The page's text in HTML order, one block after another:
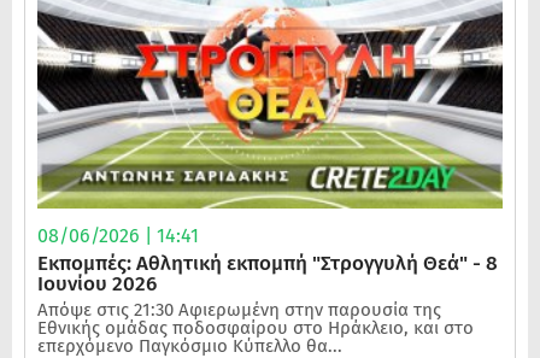
08/06/2026 | 14:41
Εκπομπές: Αθλητική εκπομπή "Στρογγυλή Θεά" - 8
Ιουνίου 2026
Απόψε στις 21:30 Αφιερωμένη στην παρουσία της
Εθνικής ομάδας ποδοσφαίρου στο Ηράκλειο, και στο
επερχόμενο Παγκόσμιο Κύπελλο θα...